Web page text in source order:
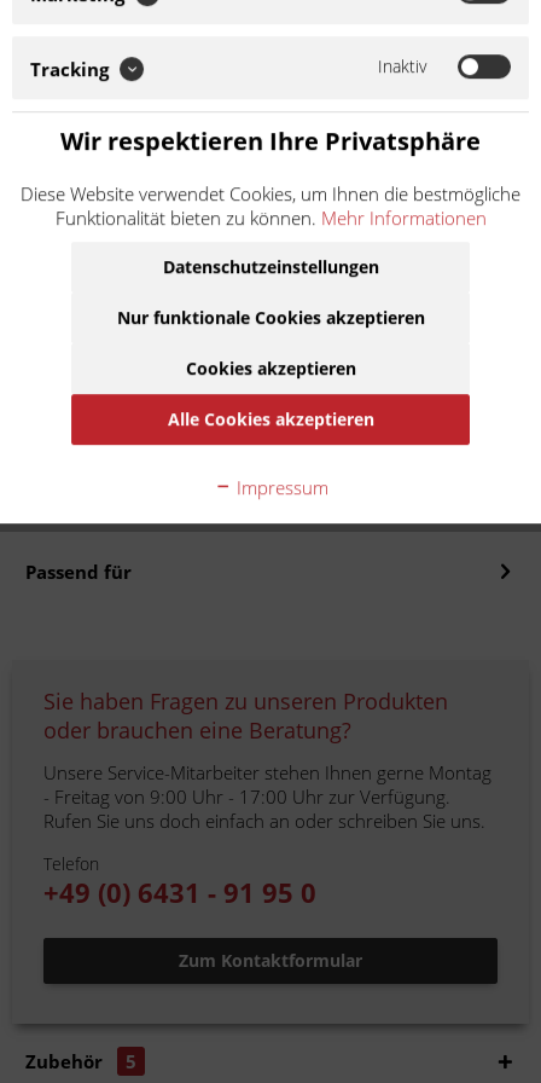
bis 250 ccm / Straße, Offroad und Moto-Cross Technische
Laschenstärke: innen: 2.0 mm...
41,50 € *
inkl. MwSt.zzgl. Versandkosten
Beschreibung
AFAM 520 MR2-G Verstärkte Kette Ohne Dichtringe Farbe:
Passend für
Sie haben Fragen zu unseren Produkten
oder brauchen eine Beratung?
Unsere Service-Mitarbeiter stehen Ihnen gerne Montag
- Freitag von 9:00 Uhr - 17:00 Uhr zur Verfügung.
Rufen Sie uns doch einfach an oder schreiben Sie uns.
Telefon
+49 (0) 6431 - 91 95 0
Zum Kontaktformular
Zubehör 5
Tracking Inaktiv
Wir respektieren Ihre Privatsphäre
Diese Website verwendet Cookies, um Ihnen die bestmögliche
Funktionalität bieten zu können. Mehr Informationen
Datenschutzeinstellungen
Nur funktionale Cookies akzeptieren
Cookies akzeptieren
Alle Cookies akzeptieren
Impressum